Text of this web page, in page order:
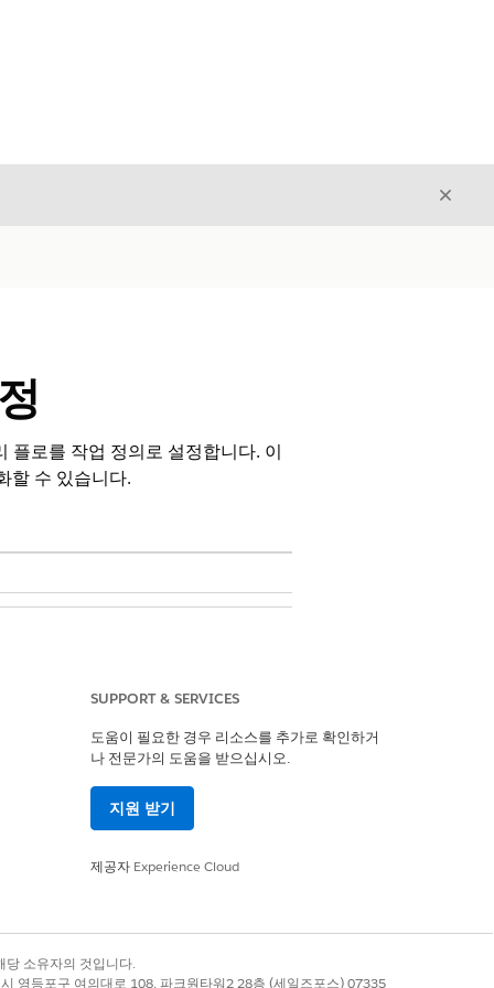
닫기
플로를 작업 정의로 설정합니다. 이
할 수 있습니다.
계를 나열합니다. 임상의가 해당
하고, 세부 사항을 기록하고, 완료
SUPPORT & SERVICES
도움이 필요한 경우 리소스를 추가로 확인하거
나 전문가의 도움을 받으십시오.
지원 받기
제공자 Experience Cloud
소유자의 것입니다.
영등포구 여의대로 108, 파크원타워2 28층 (세일즈포스) 07335